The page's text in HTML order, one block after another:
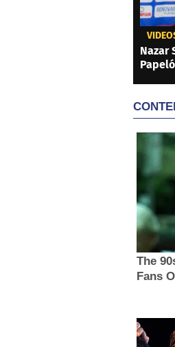
Nazar